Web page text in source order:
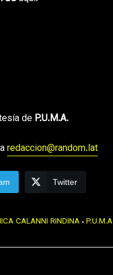
deP.U.M.A.
redaccion@random.lat
Twitter
CALANNI RINDINA P.U.M.A